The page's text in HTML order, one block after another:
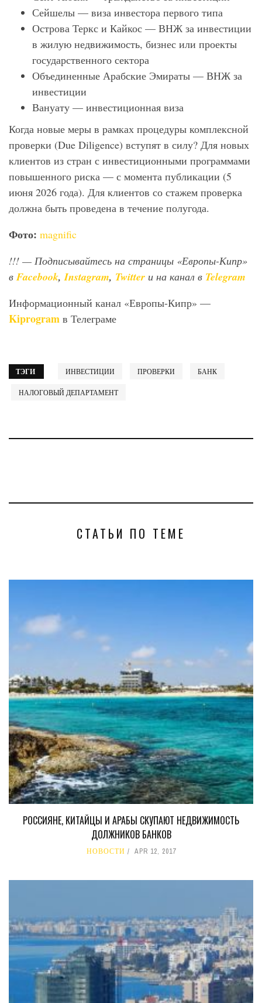
Сейшелы — виза инвестора первого типа
Острова Теркс и Кайкос — ВНЖ за инвестиции
в жилую недвижимость, бизнес или проекты
государственного сектора
Объединенные Арабские Эмираты — ВНЖ за
инвестиции
Вануату — инвестиционная виза
Когда новые меры в рамках процедуры комплексной
проверки (Due Diligence) вступят в силу? Для новых
клиентов из стран с инвестиционными программами
повышенного риска — с момента публикации (5
июня 2026 года). Для клиентов со стажем проверка
должна быть проведена в течение полугода.
Фото: magnific
!!! — Подписывайтесь на страницы «Европы-Кипр»
вFacebook,Instagram, Twitter и на канал в Telegram
Информационный канал «Европы-Кипр» —
Kiprogram в Телеграме
ТЭГИ ИНВЕСТИЦИИ ПРОВЕРКИ БАНК
НАЛОГОВЫЙ ДЕПАРТАМЕНТ
СТАТЬИ ПО ТЕМЕ
РОССИЯНЕ, КИТАЙЦЫ И АРАБЫ СКУПАЮТ НЕДВИЖИМОСТЬ
ДОЛЖНИКОВ БАНКОВ
НОВОСТИ APR 12, 2017